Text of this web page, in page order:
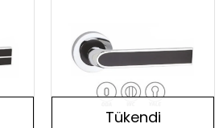
Tükendi